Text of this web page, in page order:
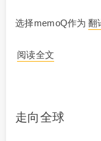
选择memoQ作为 翻
阅读全文
走向全球